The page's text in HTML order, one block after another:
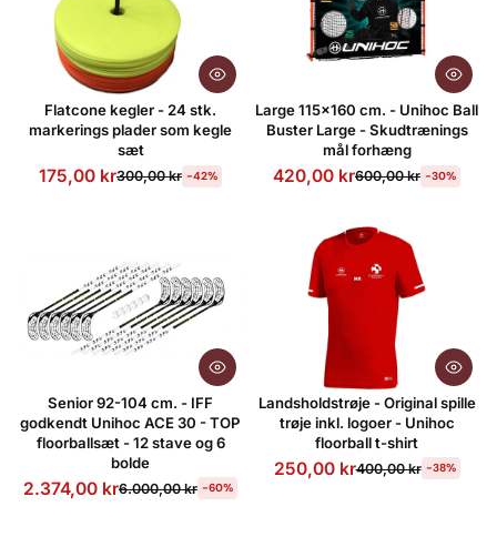
Flatcone kegler - 24 stk.
markerings plader som kegle
sæt
175,00 kr300,00 kr -42%
Large 115x160 cm. - Unihoc Ball
Buster Large - Skudtrænings
mål forhæng
420,00 kr600,00 kr -30%
Senior 92-104 cm. - IFF
godkendt Unihoc ACE 30 - TOP
floorballsæt - 12 stave og 6
bolde
2.374,00 kr6.000,00 kr -60%
Landsholdstrøje - Original spille
trøje inkl. logoer - Unihoc
floorball t-shirt
250,00 kr400,00 kr -38%